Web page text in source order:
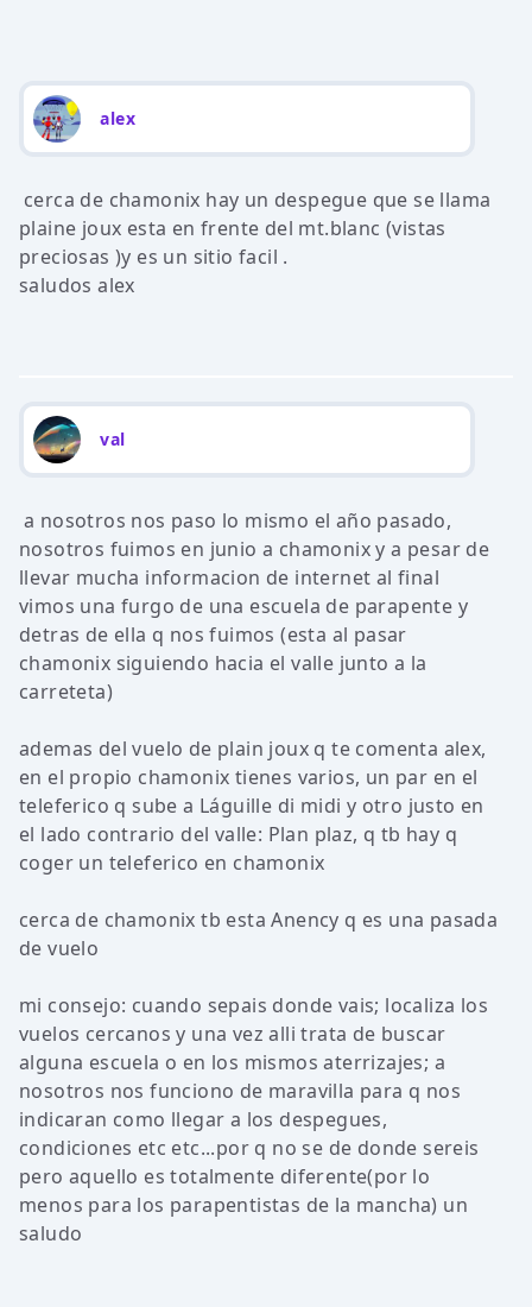
alex
cerca de chamonix hay un despegue que se llama
plaine joux esta en frente del mt.blanc (vistas
preciosas )y es un sitio facil .
saludos alex
val
a nosotros nos paso lo mismo el año pasado,
nosotros fuimos en junio a chamonix y a pesar de
llevar mucha informacion de internet al final
vimos una furgo de una escuela de parapente y
detras de ella q nos fuimos (esta al pasar
chamonix siguiendo hacia el valle junto a la
carreteta)
ademas del vuelo de plain joux q te comenta alex,
en el propio chamonix tienes varios, un par en el
teleferico q sube a Láguille di midi y otro justo en
el lado contrario del valle: Plan plaz, q tb hay q
coger un teleferico en chamonix
cerca de chamonix tb esta Anency q es una pasada
de vuelo
mi consejo: cuando sepais donde vais; localiza los
vuelos cercanos y una vez alli trata de buscar
alguna escuela o en los mismos aterrizajes; a
nosotros nos funciono de maravilla para q nos
indicaran como llegar a los despegues,
condiciones etc etc...por q no se de donde sereis
pero aquello es totalmente diferente(por lo
menos para los parapentistas de la mancha) un
saludo